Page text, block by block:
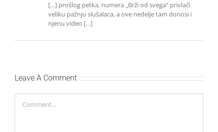
[…] prošlog petka, numera „Brži od svega“ privlači
veliku pažnju slušalaca, a ove nedelje tam donosi i
njenu video […]
Leave A Comment